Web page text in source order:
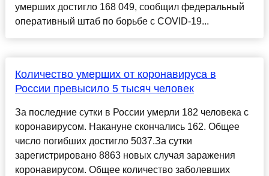
умерших достигло 168 049, сообщил федеральный
оперативный штаб по борьбе с COVID-19...
Количество умерших от коронавируса в
России превысило 5 тысяч человек
За последние сутки в России умерли 182 человека с
коронавирусом. Накануне скончались 162. Общее
число погибших достигло 5037.За сутки
зарегистрировано 8863 новых случая заражения
коронавирусом. Общее количество заболевших